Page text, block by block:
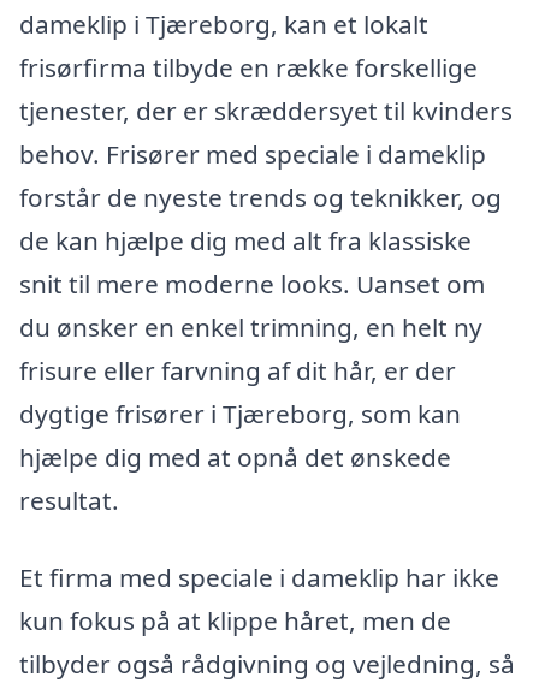
dameklip i Tjæreborg, kan et lokalt
frisørfirma tilbyde en række forskellige
tjenester, der er skræddersyet til kvinders
behov. Frisører med speciale i dameklip
forstår de nyeste trends og teknikker, og
de kan hjælpe dig med alt fra klassiske
snit til mere moderne looks. Uanset om
du ønsker en enkel trimning, en helt ny
frisure eller farvning af dit hår, er der
dygtige frisører i Tjæreborg, som kan
hjælpe dig med at opnå det ønskede
resultat.
Et firma med speciale i dameklip har ikke
kun fokus på at klippe håret, men de
tilbyder også rådgivning og vejledning, så